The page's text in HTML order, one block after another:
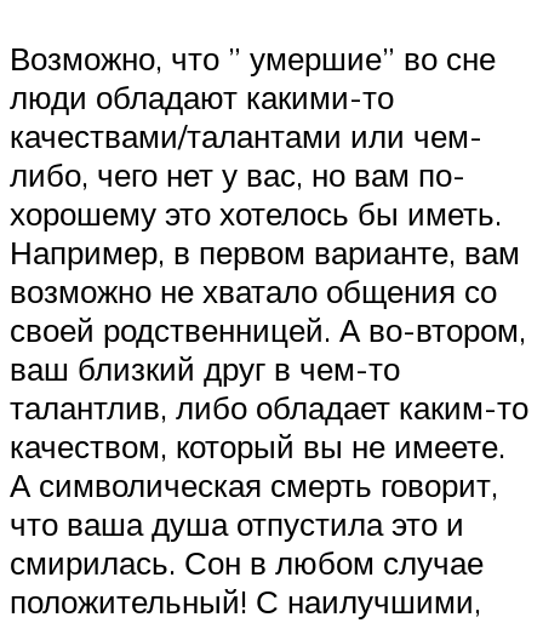
Возможно, что ” умершие” во сне
люди обладают какими-то
качествами/талантами или чем-
либо, чего нет у вас, но вам по-
хорошему это хотелось бы иметь.
Например, в первом варианте, вам
возможно не хватало общения со
своей родственницей. А во-втором,
ваш близкий друг в чем-то
талантлив, либо обладает каким-то
качеством, который вы не имеете.
А символическая смерть говорит,
что ваша душа отпустила это и
смирилась. Сон в любом случае
положительный! С наилучшими,